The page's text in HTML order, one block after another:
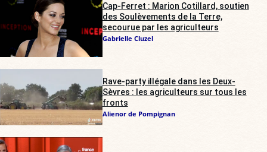
Cap-Ferret : Marion Cotillard, soutien
des Soulèvements de la Terre,
secourue par les agriculteurs
Gabrielle Cluzel
Rave-party illégale dans les Deux-
Sèvres : les agriculteurs sur tous les
fronts
Alienor de Pompignan